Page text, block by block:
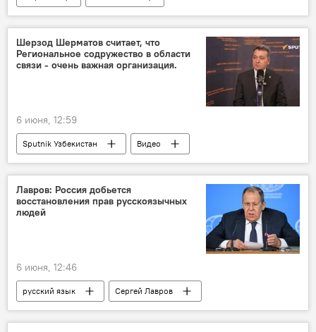
цифровые технологии
IT-технологии
IT Park Uzbekistan
Шерзод Шерматов
ПМЭФ
Шерзод Шерматов считает, что
Региональное содружество в области
связи - очень важная организация.
6 июня, 12:59
Sputnik Узбекистан Видео
Лавров: Россия добьется
восстановления прав русскоязычных
людей
6 июня, 12:46
русский язык
Сергей Лавров
Россия
дискриминация Украина